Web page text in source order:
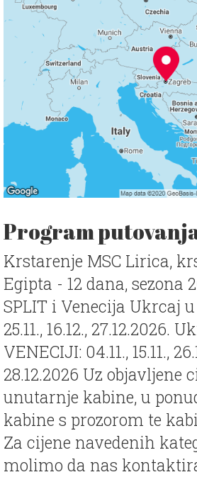
Program
Krstarenje MSC Lirica,
Egipta - 12 dana, sezona
SPLIT i Venecija Ukrcaj u
25.11., 16.12., 27.12.2026.
VENECIJI: 04.11., 15.11.,
28.12.2026 Uz objavljene
unutarnje kabine, u
kabine s prozorom te
Za cijene navedenih
molimo da nas